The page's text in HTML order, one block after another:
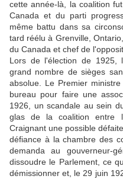
cette année-là, la coalition
Canada et du parti
même battu dans sa
tard réélu à Grenville,
du Canada et chef de
Lors de l'élection de 1925,
grand nombre de sièges
absolue. Le Premier
bureau pour faire une
1926, un scandale au sein
glas de la coalition entre
Craignant une possible
défiance à la chambre des
demanda au gouverneur-
dissoudre le Parlement, ce
démissionner et, le 29 juin